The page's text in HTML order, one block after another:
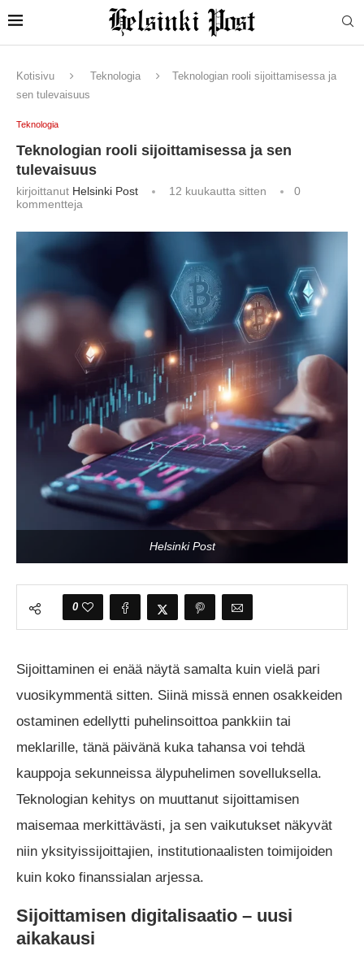
Kotisivu Teknologia
Teknologian rooli sijoittamisessa ja
sen tulevaisuus
Teknologia
Teknologian rooli sijoittamisessa ja sen
tulevaisuus
kirjoittanut Helsinki Post 12 kuukautta sitten
0
kommentteja
Helsinki Post
0
Sijoittaminen ei enää näytä samalta kuin vielä pari
vuosikymmentä sitten. Siinä missä ennen osakkeiden
ostaminen edellytti puhelinsoittoa pankkiin tai
meklarille, tänä päivänä kuka tahansa voi tehdä
kauppoja sekunneissa älypuhelimen sovelluksella.
Teknologian kehitys on muuttanut sijoittamisen
maisemaa merkittävästi, ja sen vaikutukset näkyvät
niin yksityissijoittajien, institutionaalisten toimijoiden
kuin koko finanssialan arjessa.
Sijoittamisen digitalisaatio – uusi
aikakausi